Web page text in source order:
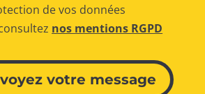
de vos données
nos mentions RGPD
votre message